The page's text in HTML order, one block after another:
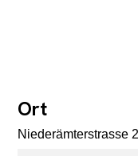
Ort
Niederämterstrasse